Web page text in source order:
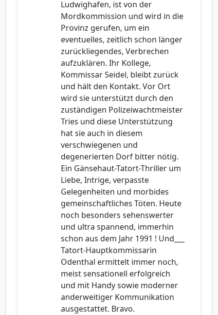
Ludwighafen, ist von der
Mordkommission und wird in die
Provinz gerufen, um ein
eventuelles, zeitlich schon länger
zurückliegendes, Verbrechen
aufzuklären. Ihr Kollege,
Kommissar Seidel, bleibt zurück
und hält den Kontakt. Vor Ort
wird sie unterstützt durch den
zuständigen Polizeiwachtmeister
Tries und diese Unterstützung
hat sie auch in diesem
verschwiegenen und
degenerierten Dorf bitter nötig.
Ein Gänsehaut-Tatort-Thriller um
Liebe, Intrige, verpasste
Gelegenheiten und morbides
gemeinschaftliches Töten. Heute
noch besonders sehenswerter
und ultra spannend, immerhin
schon aus dem Jahr 1991 ! Und___
Tatort-Hauptkommissarin
Odenthal ermittelt immer noch,
meist sensationell erfolgreich
und mit Handy sowie moderner
anderweitiger Kommunikation
ausgestattet. Bravo.